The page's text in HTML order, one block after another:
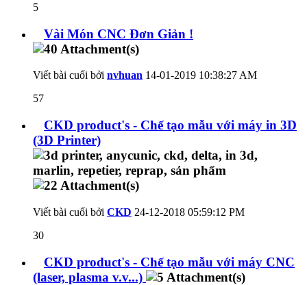
5
Vài Món CNC Đơn Giản !
Viết bài cuối bởi nvhuan 14-01-2019 10:38:27 AM
57
CKD product's - Chế tạo mẫu với máy in 3D
(3D Printer)
Viết bài cuối bởi CKD 24-12-2018 05:59:12 PM
30
CKD product's - Chế tạo mẫu với máy CNC
(laser, plasma v.v...)